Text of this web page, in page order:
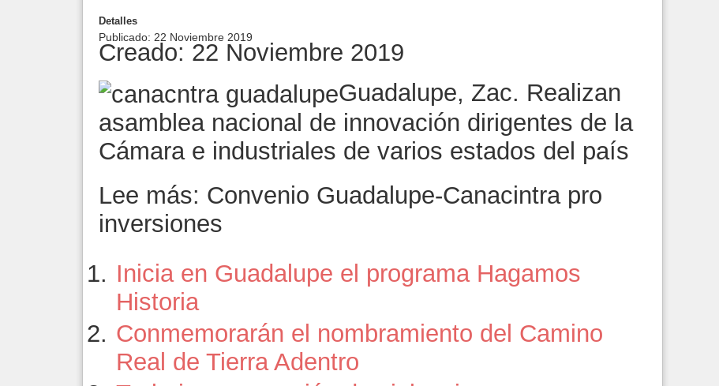
Detalles
Publicado: 22 Noviembre 2019
Creado: 22 Noviembre 2019
Guadalupe, Zac. Realizan
asamblea nacional de innovación dirigentes de la
Cámara e industriales de varios estados del país
Lee más: Convenio Guadalupe-Canacintra pro
inversiones
Inicia en Guadalupe el programa Hagamos
Historia
Conmemorarán el nombramiento del Camino
Real de Tierra Adentro